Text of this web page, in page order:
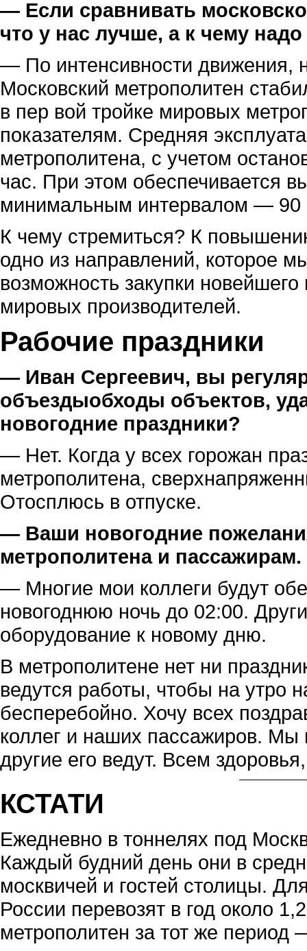
— Если сравнивать
что у нас лучше, а к чему
— По интенсивности движения,
Московский метрополитен
в пер вой тройке мировых
показателям. Средняя
метрополитена, с учетом
час. При этом обеспечивается
минимальным интервалом — 90
К чему стремиться? К
одно из направлений, которое
возможность закупки
мировых производителей.
Рабочие праздники
— Иван Сергеевич, вы
объездыобходы объектов,
новогодние праздники?
— Нет. Когда у всех горожан
метрополитена,
Отосплюсь в отпуске.
— Ваши новогодние
метрополитена и пассажирам.
— Многие мои коллеги будут
новогоднюю ночь до 02:00.
оборудование к новому дню.
В метрополитене нет ни
ведутся работы, чтобы на утро
бесперебойно. Хочу всех
коллег и наших пассажиров. Мы
другие его ведут. Всем
КСТАТИ
Ежедневно в тоннелях под
Каждый будний день они в
москвичей и гостей столицы.
России перевозят в год около
метрополитен за тот же